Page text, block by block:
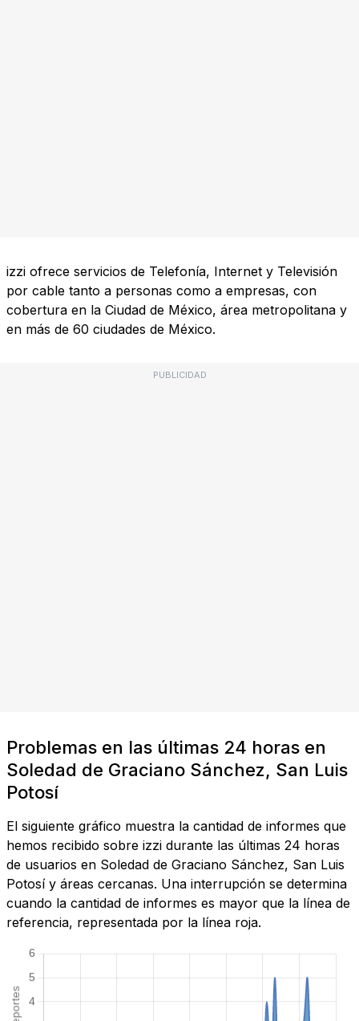
izzi ofrece servicios de Telefonía, Internet y Televisión
por cable tanto a personas como a empresas, con
cobertura en la Ciudad de México, área metropolitana y
en más de 60 ciudades de México.
PUBLICIDAD
Problemas en las últimas 24 horas en
Soledad de Graciano Sánchez, San Luis
Potosí
El siguiente gráfico muestra la cantidad de informes que
hemos recibido sobre izzi durante las últimas 24 horas
de usuarios en Soledad de Graciano Sánchez, San Luis
Potosí y áreas cercanas. Una interrupción se determina
cuando la cantidad de informes es mayor que la línea de
referencia, representada por la línea roja.